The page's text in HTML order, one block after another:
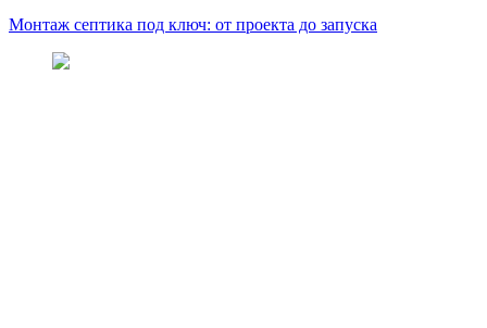
Монтаж септика под ключ: от проекта до запуска